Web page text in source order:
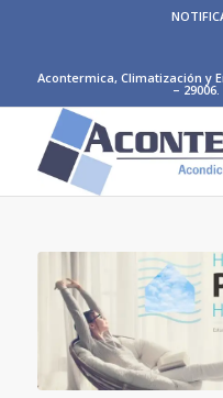
Acontermica, Climatización y
–